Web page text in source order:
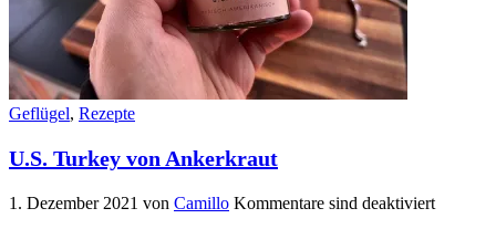
Geflügel, Rezepte
U.S. Turkey von Ankerkraut
1. Dezember 2021 von Camillo Kommentare sind deaktiviert